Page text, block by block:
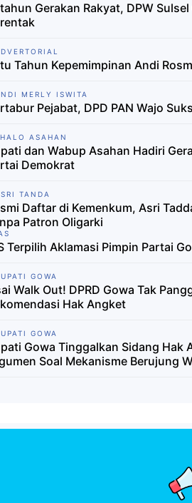
Gerakan Rakyat, DPW
Tahun Kepemimpinan Andi
MERLY ISWITA
Pejabat, DPD PAN Wajo
ASAHAN
dan Wabup Asahan Hadiri
Demokrat
TANDA
Daftar di Kemenkum, Asri
Patron Oligarki
Terpilih Aklamasi Pimpin Partai
GOWA
Walk Out! DPRD Gowa Tak
Hak Angket
GOWA
Gowa Tinggalkan Sidang Hak
Soal Mekanisme Berujung